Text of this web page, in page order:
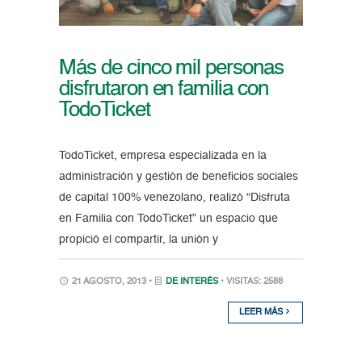
Más de cinco mil personas
disfrutaron en familia con
TodoTicket
TodoTicket, empresa especializada en la
administración y gestión de beneficios sociales
de capital 100% venezolano, realizó “Disfruta
en Familia con TodoTicket” un espacio que
propició el compartir, la unión y
21 AGOSTO, 2013 • DE INTERÉS • VISITAS: 2588
LEER MÁS